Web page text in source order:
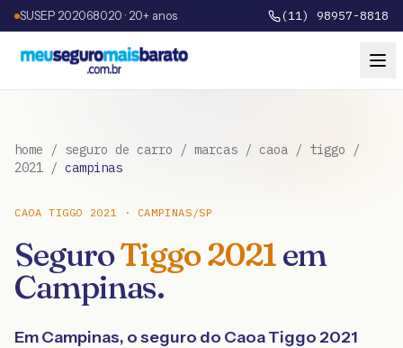
SUSEP 202068020 · 20+ anos (11) 98957-8818
home / seguro de carro / marcas / caoa / tiggo /
2021 / campinas
CAOA TIGGO 2021 · CAMPINAS /SP
SeguroTiggo2021em
Campinas.
EmCampinas, o seguro do CaoaTiggo 2021